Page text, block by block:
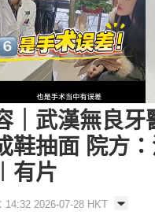
Loaded:
100.00%
｜武漢無良牙
鞋抽面 院方
有片
14:32 2026-07-28 HKT